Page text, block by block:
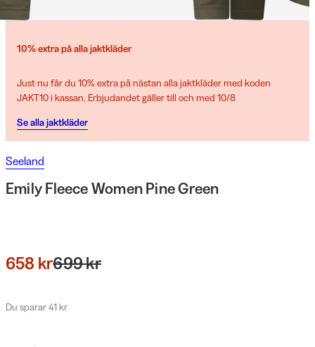
10% extra på alla jaktkläder
Just nu får du 10% extra på nästan alla jaktkläder med koden
JAKT10 i kassan. Erbjudandet gäller till och med 10/8
Se alla jaktkläder
Seeland
Emily Fleece Women Pine Green
658 kr699 kr
Du sparar 41 kr